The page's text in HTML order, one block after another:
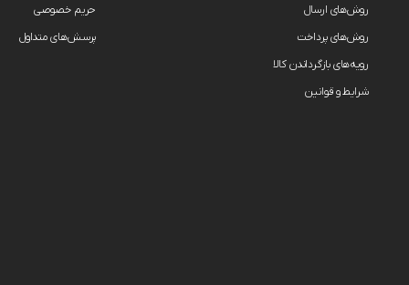
روش‌های ارسال
روش‌های پرداخت
رویه‌های بازگرداندن کالا
شرایط و قوانین
حریم خصوصی
پرسش‌های متداول